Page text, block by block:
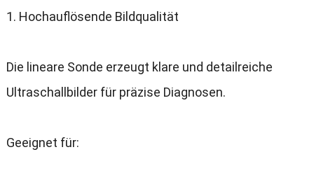
1. Hochauflösende Bildqualität
Die lineare Sonde erzeugt klare und detailreiche
Ultraschallbilder für präzise Diagnosen.
Geeignet für: